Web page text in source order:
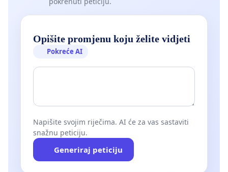
Opišite promjenu koju želite vidjeti
Pokreće AI
Napišite svojim riječima. AI će za vas sastaviti
snažnu peticiju.
Generiraj peticiju